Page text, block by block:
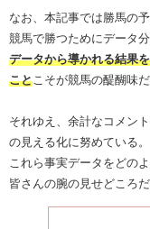
なお、本記事では勝馬の予
競馬で勝つためにデータ
データから導かれる結果
ことこそが競馬の醍醐味
それゆえ、余計なコメン
の見える化に努めている。
これら事実データをどの
皆さんの腕の見せどころだ